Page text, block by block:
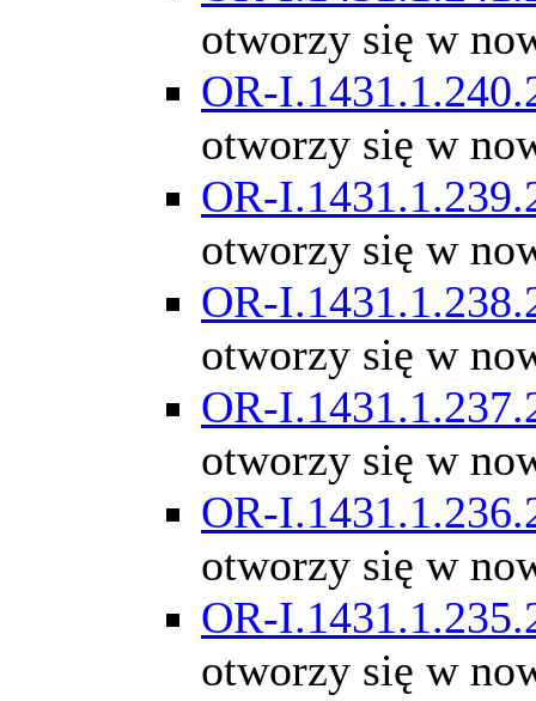
otworzy się w
OR-
otworzy się w
OR-
otworzy się w
OR-
otworzy się w
OR-
otworzy się w
OR-
otworzy się w
OR-
otworzy się w